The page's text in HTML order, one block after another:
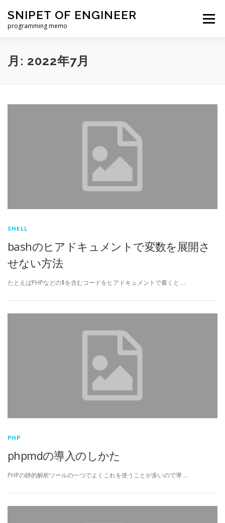
SNIPET OF ENGINEER
programming memo
メニュー
月: 2022年7月
SHELL
bashのヒアドキュメントで変数を展開さ
せない方法
たとえばPHPなどの$を含むコードをヒアドキュメントで書くと …
PHP
phpmdの導入のしかた
PHPの静的解析ツールの一つでよくこれを使うことが多いので導 …